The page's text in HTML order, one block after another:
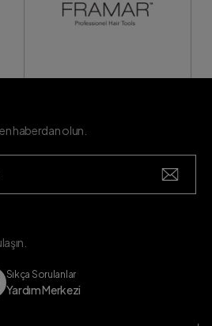
haberdan olun.
Sıkça Sorulanlar
Yardım Merkezi